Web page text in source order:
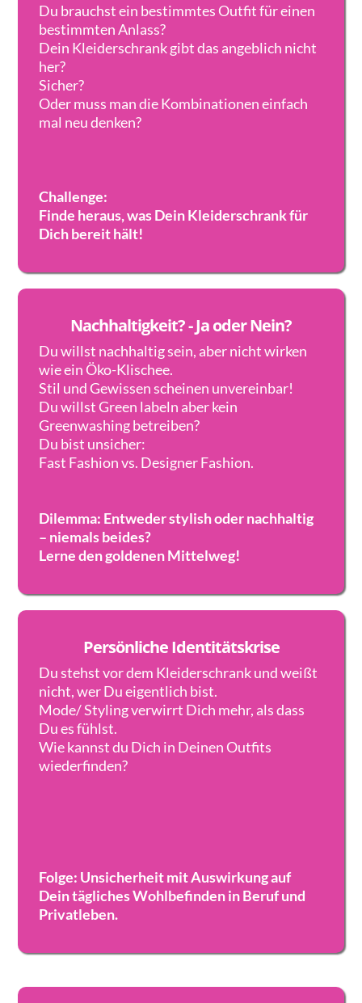
Du brauchst ein bestimmtes Outfit für einen
bestimmten Anlass?
Dein Kleiderschrank gibt das angeblich nicht
her?
Sicher?
Oder muss man die Kombinationen einfach
mal neu denken?
Challenge:
Finde heraus, was Dein Kleiderschrank für
Dich bereit hält!
Nachhaltigkeit? - Ja oder Nein?
Du willst nachhaltig sein, aber nicht wirken
wie ein Öko-Klischee.
Stil und Gewissen scheinen unvereinbar!
Du willst Green labeln aber kein
Greenwashing betreiben?
Du bist unsicher:
Fast Fashion vs. Designer Fashion.
Dilemma: Entweder stylish oder nachhaltig
– niemals beides?
Lerne den goldenen Mittelweg!
Persönliche Identitätskrise
Du stehst vor dem Kleiderschrank und weißt
nicht, wer Du eigentlich bist.
Mode/ Styling verwirrt Dich mehr, als dass
Du es fühlst.
Wie kannst du Dich in Deinen Outfits
wiederfinden?
Folge: Unsicherheit mit Auswirkung auf
Dein tägliches Wohlbefinden in Beruf und
Privatleben.